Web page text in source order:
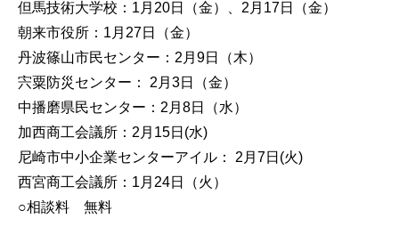
但馬技術大学校：1月20日（金）、2月17日（金）
朝来市役所：1月27日（金）
丹波篠山市民センター：2月9日（木）
宍粟防災センター： 2月3日（金）
中播磨県民センター：2月8日（水）
加西商工会議所：2月15日(水)
尼崎市中小企業センターアイル： 2月7日(火)
西宮商工会議所：1月24日（火）
○相談料 無料